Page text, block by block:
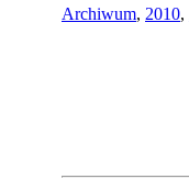
Archiwum, 2010,